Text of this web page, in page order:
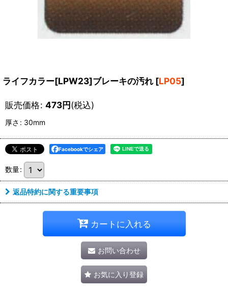
ライフカラー[LPW23]ブレーキの汚れ [LP05]
販売価格: 473円(税込)
厚さ : 30mm
Facebookでシェア
数量:
返品特約に関する重要事項
カートに入れる
お問い合わせ
お気に入り登録